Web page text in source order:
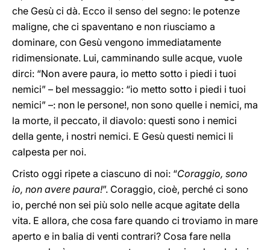
che Gesù ci dà. Ecco il senso del segno: le potenze
maligne, che ci spaventano e non riusciamo a
dominare, con Gesù vengono immediatamente
ridimensionate. Lui, camminando sulle acque, vuole
dirci: “Non avere paura, io metto sotto i piedi i tuoi
nemici” – bel messaggio: “io metto sotto i piedi i tuoi
nemici” –: non le persone!, non sono quelle i nemici, ma
la morte, il peccato, il diavolo: questi sono i nemici
della gente, i nostri nemici. E Gesù questi nemici li
calpesta per noi.
Cristo oggi ripete a ciascuno di noi: “Coraggio, sono
io, non avere paura!”. Coraggio, cioè, perché ci sono
io, perché non sei più solo nelle acque agitate della
vita. E allora, che cosa fare quando ci troviamo in mare
aperto e in balia di venti contrari? Cosa fare nella